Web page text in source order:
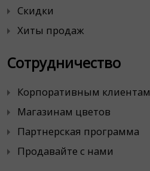
Скидки
Хиты продаж
Сотрудничество
Корпоративным клиентам
Магазинам цветов
Партнерская программа
Продавайте с нами